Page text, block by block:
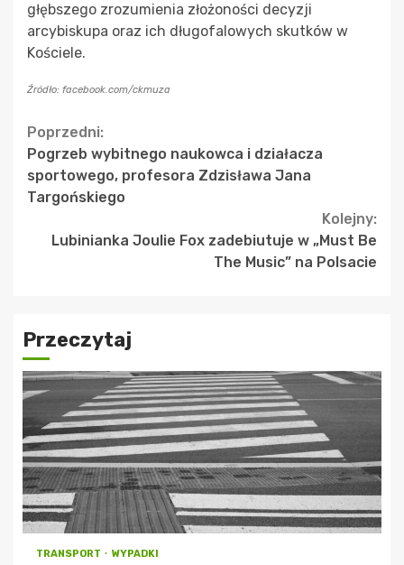
głębszego zrozumienia złożoności decyzji
arcybiskupa oraz ich długofalowych skutków w
Kościele.
Źródło: facebook.com/ckmuza
Continue
Reading
Poprzedni:
Pogrzeb wybitnego naukowca i działacza
sportowego, profesora Zdzisława Jana
Targońskiego
Kolejny:
Lubinianka Joulie Fox zadebiutuje w „Must Be
The Music” na Polsacie
Przeczytaj
TRANSPORT WYPADKI